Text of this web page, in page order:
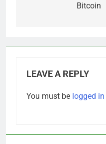
Bitcoin
LEAVE A REPLY
You must be logged in